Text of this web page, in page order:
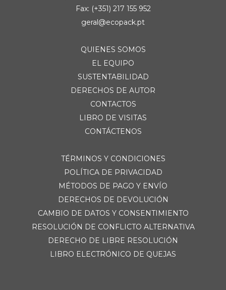
Fax: (+351) 217 155 952
geral@ecopack.pt
QUIENES SOMOS
EL EQUIPO
SUSTENTABILIDAD
DERECHOS DE AUTOR
CONTACTOS
LIBRO DE VISITAS
CONTÁCTENOS
TÉRMINOS Y CONDICIONES
POLÍTICA DE PRIVACIDAD
MÉTODOS DE PAGO Y ENVÍO
DERECHOS DE DEVOLUCIÓN
CAMBIO DE DATOS Y CONSENTIMIENTO
RESOLUCIÓN DE CONFLICTO ALTERNATIVA
DERECHO DE LIBRE RESOLUCIÓN
LIBRO ELECTRÓNICO DE QUEJAS